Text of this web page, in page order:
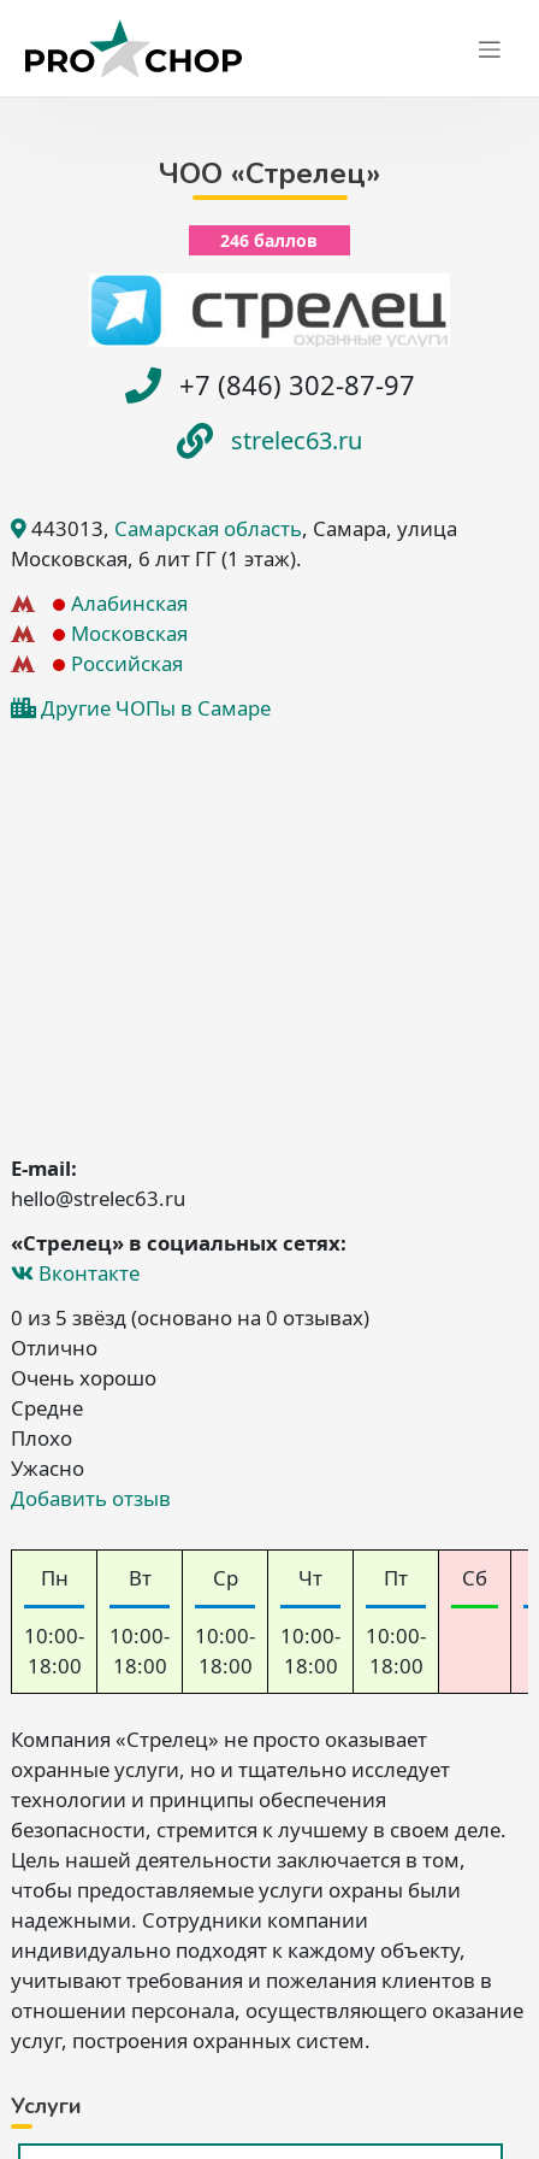
content
ЧОО «Стрелец»
246 баллов
+7 (846) 302-87-97
strelec63.ru
443013, Самарская область, Самара, улица
Московская, 6 лит ГГ(1 этаж).
Алабинская
Московская
Российская
Другие ЧОПы в Самаре
E-mail:
hello@strelec63.ru
«Стрелец» в социальных сетях:
Вконтакте
0 из 5 звёзд (основано на 0 отзывах)
Отлично
Очень хорошо
Средне
Плохо
Ужасно
Добавить отзыв
Пн
10:00-
18:00
Вт
10:00-
18:00
Ср
10:00-
18:00
Чт
10:00-
18:00
Пт
10:00-
18:00
Сб
Компания «Стрелец» не просто оказывает
охранные услуги, но и тщательно исследует
технологии и принципы обеспечения
безопасности, стремится к лучшему в своем деле.
Цель нашей деятельности заключается в том,
чтобы предоставляемые услуги охраны были
надежными. Сотрудники компании
индивидуально подходят к каждому объекту,
учитывают требования и пожелания клиентов в
отношении персонала, осуществляющего оказание
услуг, построения охранных систем.
Услуги